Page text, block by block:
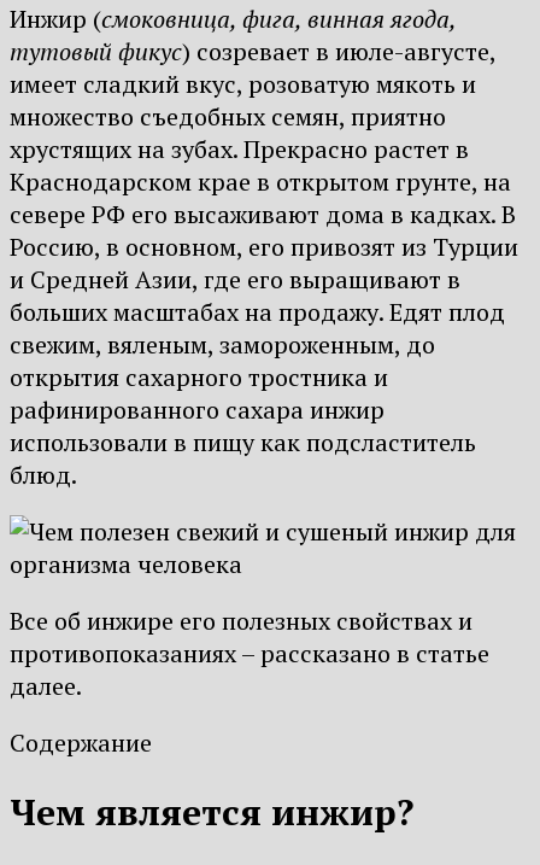
Инжир (смоковница, фига, винная ягода,
тутовый фикус) созревает в июле-августе,
имеет сладкий вкус, розоватую мякоть и
множество съедобных семян, приятно
хрустящих на зубах. Прекрасно растет в
Краснодарском крае в открытом грунте, на
севере РФ его высаживают дома в кадках. В
Россию, в основном, его привозят из Турции
и Средней Азии, где его выращивают в
больших масштабах на продажу. Едят плод
свежим, вяленым, замороженным, до
открытия сахарного тростника и
рафинированного сахара инжир
использовали в пищу как подсластитель
блюд.
Все об инжире его полезных свойствах и
противопоказаниях – рассказано в статье
далее.
Содержание
Чем является инжир?